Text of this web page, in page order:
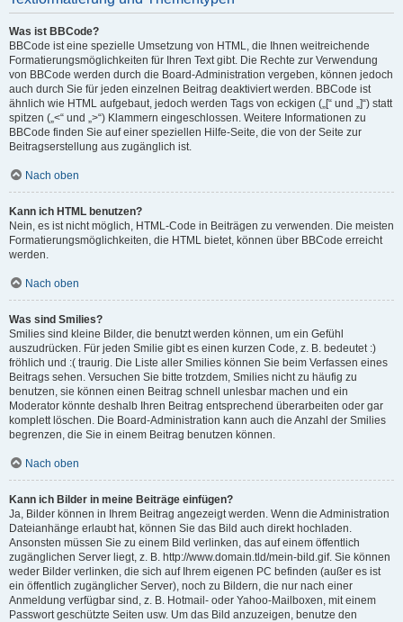
Was ist BBCode?
BBCode ist eine spezielle Umsetzung von HTML, die Ihnen weitreichende
Formatierungsmöglichkeiten für Ihren Text gibt. Die Rechte zur Verwendung
von BBCode werden durch die Board-Administration vergeben, können jedoch
auch durch Sie für jeden einzelnen Beitrag deaktiviert werden. BBCode ist
ähnlich wie HTML aufgebaut, jedoch werden Tags von eckigen („[“ und „]“) statt
spitzen („<“ und „>“) Klammern eingeschlossen. Weitere Informationen zu
BBCode finden Sie auf einer speziellen Hilfe-Seite, die von der Seite zur
Beitragserstellung aus zugänglich ist.
Nach oben
Kann ich HTML benutzen?
Nein, es ist nicht möglich, HTML-Code in Beiträgen zu verwenden. Die meisten
Formatierungsmöglichkeiten, die HTML bietet, können über BBCode erreicht
werden.
Nach oben
Was sind Smilies?
Smilies sind kleine Bilder, die benutzt werden können, um ein Gefühl
auszudrücken. Für jeden Smilie gibt es einen kurzen Code, z. B. bedeutet :)
fröhlich und :( traurig. Die Liste aller Smilies können Sie beim Verfassen eines
Beitrags sehen. Versuchen Sie bitte trotzdem, Smilies nicht zu häufig zu
benutzen, sie können einen Beitrag schnell unlesbar machen und ein
Moderator könnte deshalb Ihren Beitrag entsprechend überarbeiten oder gar
komplett löschen. Die Board-Administration kann auch die Anzahl der Smilies
begrenzen, die Sie in einem Beitrag benutzen können.
Nach oben
Kann ich Bilder in meine Beiträge einfügen?
Ja, Bilder können in Ihrem Beitrag angezeigt werden. Wenn die Administration
Dateianhänge erlaubt hat, können Sie das Bild auch direkt hochladen.
Ansonsten müssen Sie zu einem Bild verlinken, das auf einem öffentlich
zugänglichen Server liegt, z. B. http://www.domain.tld/mein-bild.gif. Sie können
weder Bilder verlinken, die sich auf Ihrem eigenen PC befinden (außer es ist
ein öffentlich zugänglicher Server), noch zu Bildern, die nur nach einer
Anmeldung verfügbar sind, z. B. Hotmail- oder Yahoo-Mailboxen, mit einem
Passwort geschützte Seiten usw. Um das Bild anzuzeigen, benutze den